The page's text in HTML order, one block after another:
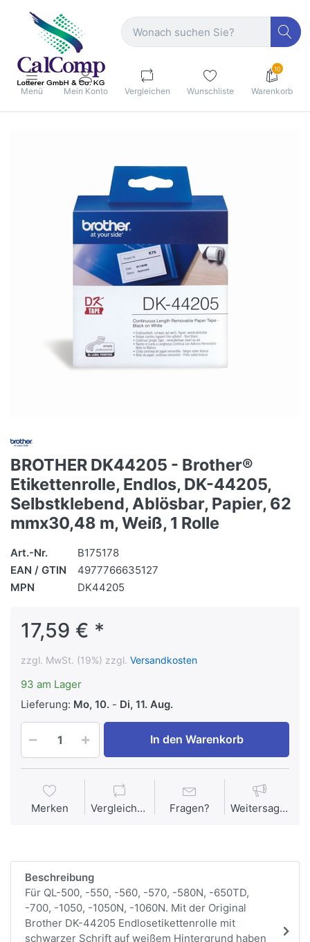
Menü Mein Konto Vergleichen Wunschliste
10
Warenkorb
BROTHER DK44205 - Brother®
Etikettenrolle, Endlos, DK-44205,
Selbstklebend, Ablösbar, Papier, 62
mmx30,48 m, Weiß, 1 Rolle
Art.-Nr.
B175178
EAN / GTIN
4977766635127
MPN
DK44205
17,59 € *
zzgl. MwSt. (19%) zzgl. Versandkosten
93 am Lager
Lieferung: Mo, 10. - Di, 11. Aug.
In den Warenkorb
Merken Vergleichen Fragen? Weitersagen
Beschreibung
Für QL-500, -550, -560, -570, -580N, -650TD,
-700, -1050, -1050N, -1060N. Mit der Original
Brother DK-44205 Endlosetikettenrolle mit
schwarzer Schrift auf weißem Hintergrund haben